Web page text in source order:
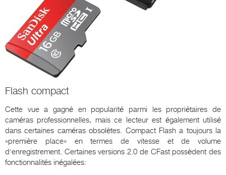
Flash compact
Cette vue a gagné en popularité parmi les propriétaires de
caméras professionnelles, mais ce lecteur est également utilisé
dans certaines caméras obsolètes. Compact Flash a toujours la
«première place» en termes de vitesse et de volume
d'enregistrement. Certaines versions 2.0 de CFast possèdent des
fonctionnalités inégalées: